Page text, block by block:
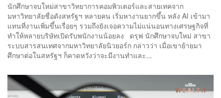
นักศึกษาจบใหม่สาขาวิทยาการคอมพิวเตอร์และสายเทคจาก
มหาวิทยาลัยชื่อดังสหรัฐฯ หลายคน เริ่มหางานยากขึ้น หลัง AI เข้ามา
แทนที่งานเพิ่มขึ้นเรื่อยๆ รวมถึงยังเจอความไม่แน่นอนทางเศรษฐกิจที่
ทำให้หลายบริษัทเปิดรับพนักงานน้อยลง ดรุฟ นักศึกษาจบใหม่ สาขา
ระบบสารสนเทศจากมหาวิทยาลัยนิวยอร์ก กล่าวว่า เมื่อเขาย้ายมา
ศึกษาต่อในสหรัฐฯ ก็คาดหวังว่าจะมีงานทำและ...